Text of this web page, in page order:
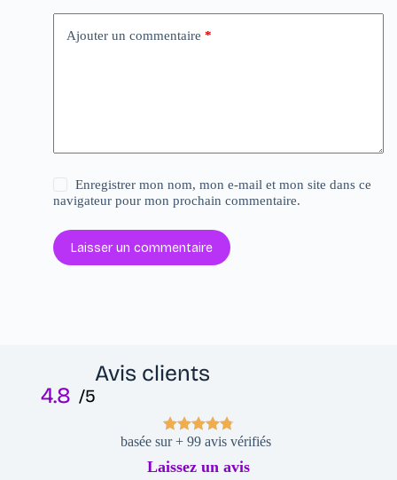
Ajouter un commentaire *
Enregistrer mon nom, mon e-mail et mon site dans ce
navigateur pour mon prochain commentaire.
Laisser un commentaire
Avis clients
4.8 /5
basée sur + 99 avis vérifiés
Laissez un avis